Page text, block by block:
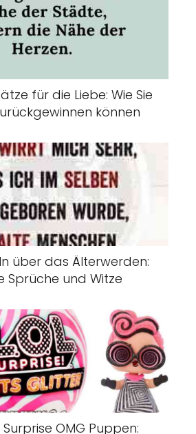
für die Liebe: Wie Sie
können
über das Älterwerden:
Sprüche und Witze
Surprise OMG Puppen: